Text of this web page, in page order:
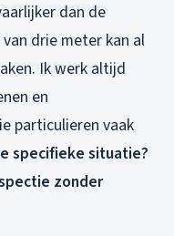
dan de
drie meter kan al
Ik werk altijd
en
particulieren vaak
specifieke situatie?
zonder